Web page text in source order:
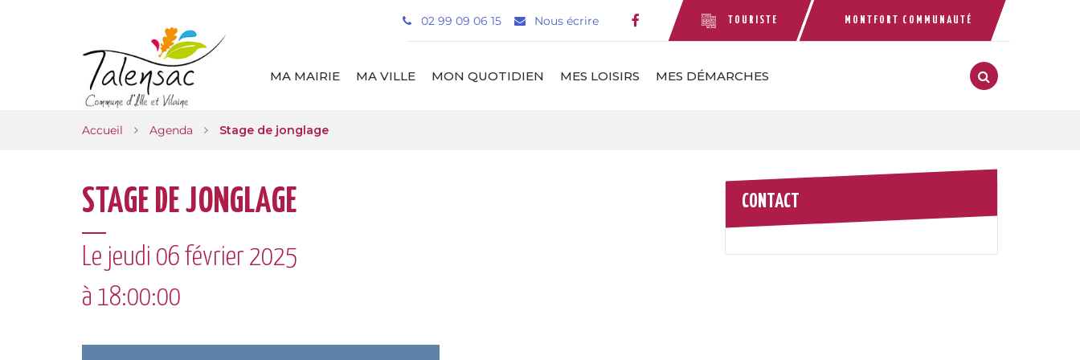
02 99 09 06 15 Nous écrire Lien vers le compte Facebook
TOURISTE MONTFORT COMMUNAUTÉ
MA MAIRIE MA VILLE MON QUOTIDIEN MES LOISIRS MES DÉMARCHES RECHERCHE
Accueil Agenda Stage de jonglage
STAGE DE JONGLAGE
Le jeudi 06 février 2025
à 18:00:00
CONTACT